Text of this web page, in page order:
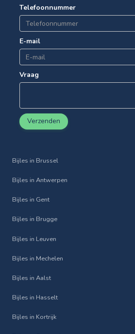
Telefoonnummer
E-mail
Vraag
Verzenden
Bijles in Brussel
Bijles in Antwerpen
Bijles in Gent
Bijles in Brugge
Bijles in Leuven
Bijles in Mechelen
Bijles in Aalst
Bijles in Hasselt
Bijles in Kortrijk